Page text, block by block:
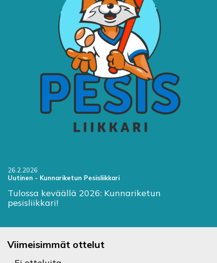
26.2.2026
Uutinen - Kunnariketun Pesisliikkari
Tulossa keväällä 2026: Kunnariketun
pesisliikkari!
Viimeisimmät ottelut